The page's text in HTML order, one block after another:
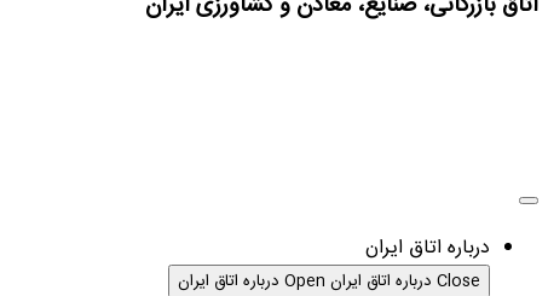
درباره اتاق ایران
Close درباره اتاق ایران Open درباره اتاق ایران